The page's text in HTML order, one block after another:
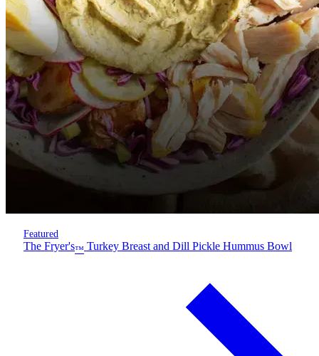
Featured
The Fryer's™ Turkey Breast and Dill Pickle Hummus Bowl